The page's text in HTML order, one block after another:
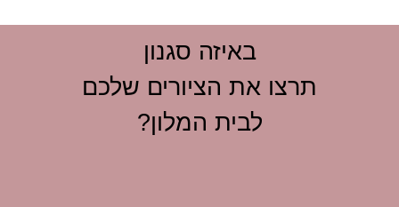
באיזה סגנון
תרצו את הציורים שלכם
לבית המלון?